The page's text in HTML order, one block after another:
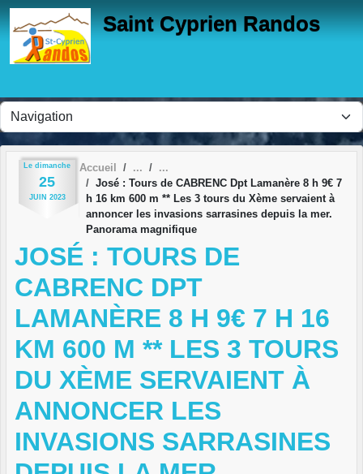
Saint Cyprien Randos
Le dimanche
25
JUIN 2023
Accueil
José : Tours de CABRENC Dpt Lamanère 8 h 9€ 7
h 16 km 600 m ** Les 3 tours du Xème servaient à
annoncer les invasions sarrasines depuis la mer.
Panorama magnifique
JOSÉ : TOURS DE
CABRENC DPT
LAMANÈRE 8 H 9€ 7 H 16
KM 600 M ** LES 3 TOURS
DU XÈME SERVAIENT À
ANNONCER LES
INVASIONS SARRASINES
Panneau de gestion des cookies